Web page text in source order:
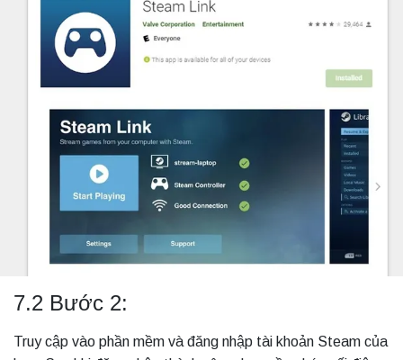
7.2 Bước 2:
Truy cập vào phần mềm và đăng nhập tài khoản Steam của